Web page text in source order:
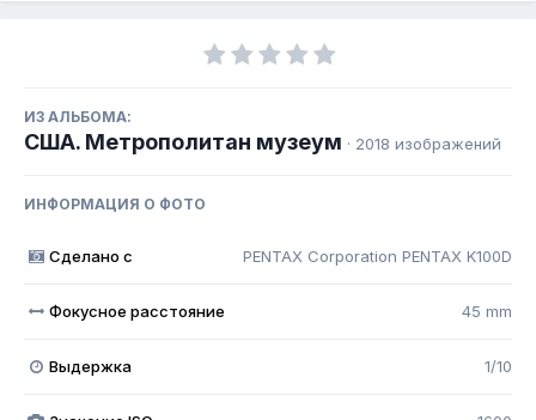
ИЗ АЛЬБОМА:
США. Метрополитан музеум · 2018 изображений
ИНФОРМАЦИЯ О ФОТО
Сделано с PENTAX Corporation PENTAX K100D
Фокусное расстояние 45 mm
Выдержка 1/10